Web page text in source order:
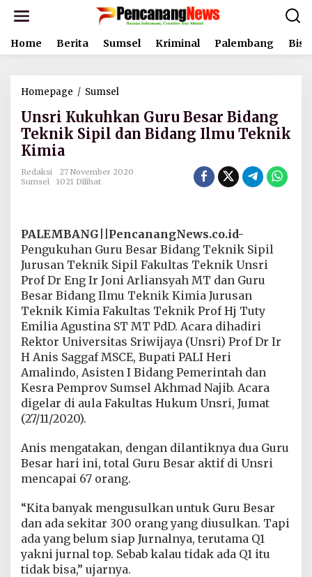
t
Home Berita Sumsel Kriminal Palembang
Homepage / Sumsel
s
r
i
u
a
G
u
r
u
e
s
a
r
B
d
a
e
k
n
k
S
i
p
i
l
Unsri Kukuhkan Guru Besar Bidang
Teknik Sipil dan Bidang Ilmu Teknik
Kimia
Redaksi
27 November 2020
Sumsel
1021 Dilihat
PALEMBANG||PencanangNews.co.id-
Pengukuhan Guru Besar Bidang Teknik Sipil
Jurusan Teknik Sipil Fakultas Teknik Unsri
Prof Dr Eng Ir Joni Arliansyah MT dan Guru
Besar Bidang Ilmu Teknik Kimia Jurusan
Teknik Kimia Fakultas Teknik Prof Hj Tuty
Emilia Agustina ST MT PdD. Acara dihadiri
Rektor Universitas Sriwijaya (Unsri) Prof Dr Ir
H Anis Saggaf MSCE, Bupati PALI Heri
Amalindo, Asisten I Bidang Pemerintah dan
Kesra Pemprov Sumsel Akhmad Najib. Acara
digelar di aula Fakultas Hukum Unsri, Jumat
(27/11/2020).
Anis mengatakan, dengan dilantiknya dua Guru
Besar hari ini, total Guru Besar aktif di Unsri
mencapai 67 orang.
“Kita banyak mengusulkan untuk Guru Besar
dan ada sekitar 300 orang yang diusulkan. Tapi
ada yang belum siap Jurnalnya, terutama Q1
yakni jurnal top. Sebab kalau tidak ada Q1 itu
tidak bisa,” ujarnya.